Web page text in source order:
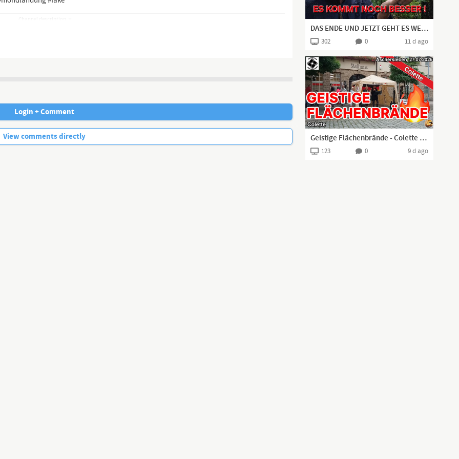
Lügen aufrecht.
die Abos. Die ganz großen Meinungsmacher allerdings lassen sich nicht so leicht
weiter am Leben.
DAS ENDE UND JETZT GEHT ES WEITER WIE BISHER?
302 0 11 d ago
Geistige Flächenbrände - Colette aus Aschersleben I 27.07.2026 I
123 0 9 d ago
No more comments.
Login + Comment
View comments directly